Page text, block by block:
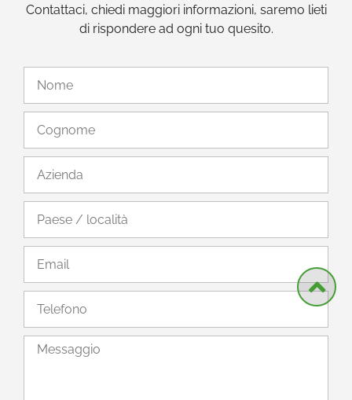
Contattaci, chiedi maggiori informazioni, saremo lieti
di rispondere ad ogni tuo quesito.